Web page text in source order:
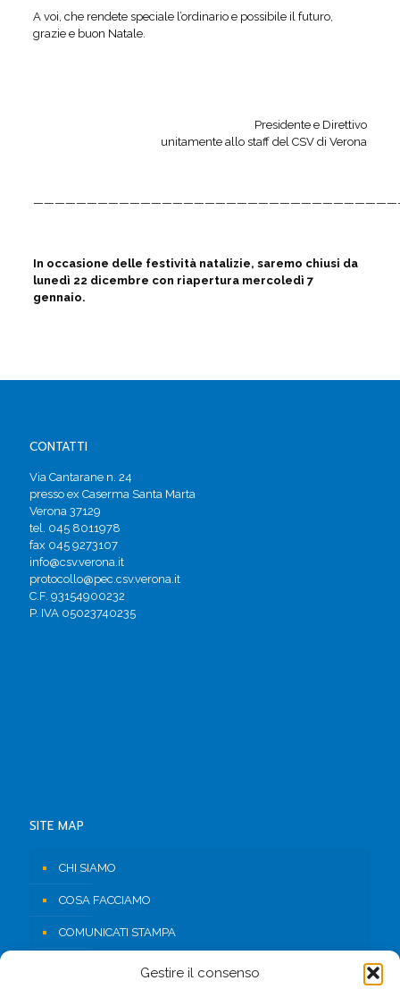
Gestire il consenso
A voi, che rendete speciale l’ordinario e possibile il futuro,
grazie e buon Natale.
Presidente e Direttivo
unitamente allo staff del CSV di Verona
In occasione delle festività natalizie, saremo chiusi da
lunedì 22 dicembre con riapertura mercoledì 7
gennaio.
CONTATTI
Via Cantarane n. 24
presso ex Caserma Santa Marta
Verona 37129
tel. 045 8011978
fax 045 9273107
info@csv.verona.it
protocollo@pec.csv.verona.it
C.F. 93154900232
P. IVA 05023740235
SITE MAP
CHI SIAMO
COSA FACCIAMO
COMUNICATI STAMPA